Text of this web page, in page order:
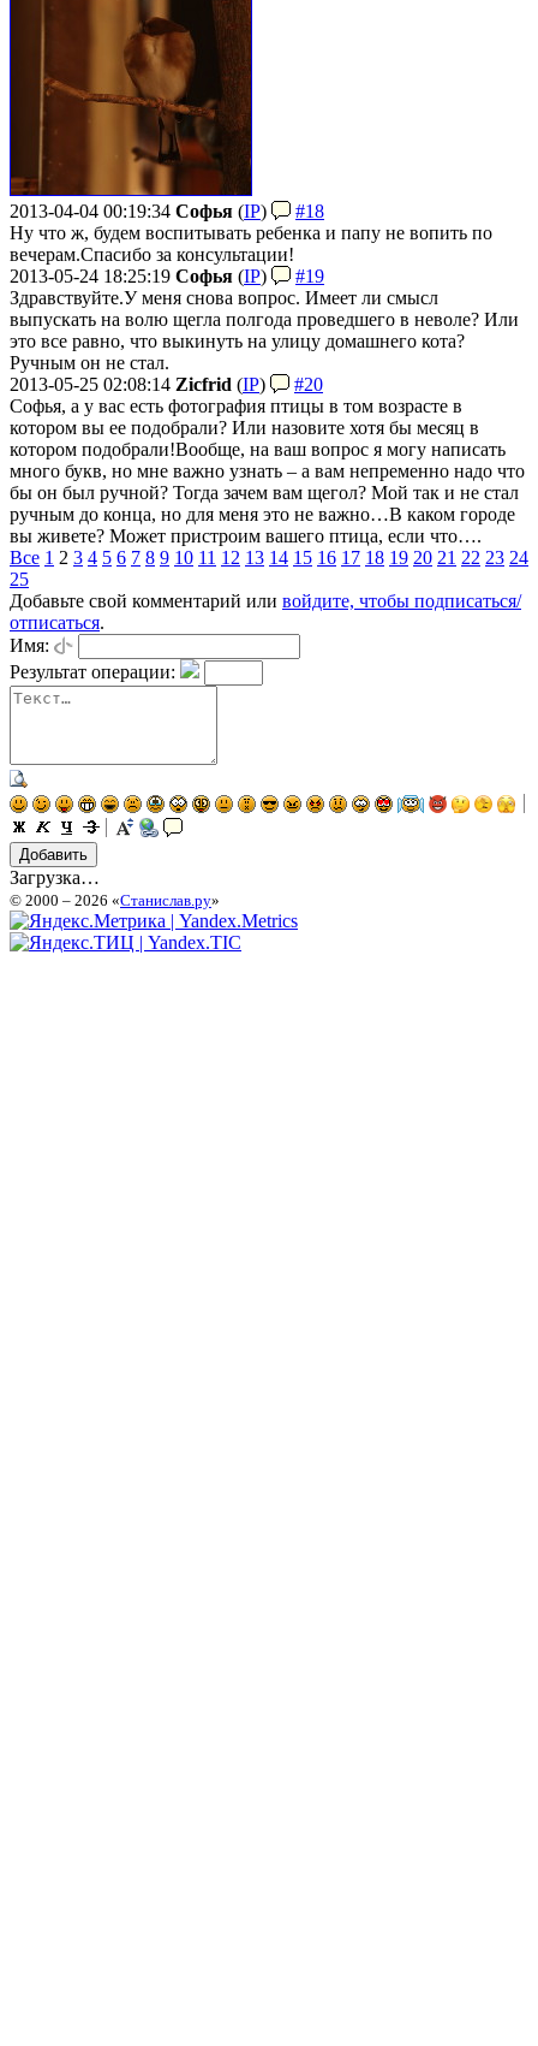
2013-04-04 00:19:34 Софья (IP)
#18
Ну что ж, будем воспитывать ребенка и папу не вопить по
вечерам.Спасибо за консультации!
2013-05-24 18:25:19 Софья (IP)
#19
Здравствуйте.У меня снова вопрос. Имеет ли смысл
выпускать на волю щегла полгода проведшего в неволе? Или
это все равно, что выкинуть на улицу домашнего кота?
Ручным он не стал.
2013-05-25 02:08:14 Zicfrid (IP)
#20
Софья, а у вас есть фотография птицы в том возрасте в
котором вы ее подобрали? Или назовите хотя бы месяц в
котором подобрали!Вообще, на ваш вопрос я могу написать
много букв, но мне важно узнать – а вам непременно надо что
бы он был ручной? Тогда зачем вам щегол? Мой так и не стал
ручным до конца, но для меня это не важно…В каком городе
вы живете? Может пристроим вашего птица, если что….
Все 1 2 3 4 5 6 7 8 9 10 11 12 13 14 15 16 17 18 19 20 21 22 23 24
25
Добавьте свой комментарий или войдите, чтобы подписаться/
отписаться.
Имя:
Результат операции:
Загрузка…
© 2000 – 2026 «Станислав.ру»